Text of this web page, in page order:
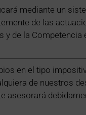
mediante un
de las
de la Competencia
en el tipo
de nuestros
asesorará